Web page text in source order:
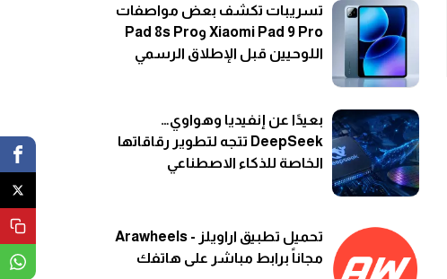
تسريبات تكشف بعض مواصفات
Xiaomi Pad 9 Pro وPad 8s Pro
اللوحيين قبل الإطلاق الرسمي
بعيدًا عن إنفيديا وهواوي…
DeepSeek تتجه لتطوير رقاقاتها
الخاصة للذكاء الاصطناعي
تحميل تطبيق اراويلز - Arawheels
مجاناً برابط مباشر على هاتفك